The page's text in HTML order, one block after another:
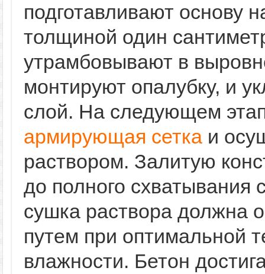
подготавливают основу
толщиной один
утрамбовывают в
монтируют опалубку, и
слой. На следующем
армирующая сеткаи
раствором. Залитую
до полного
сушка раствора должна
путем при оптимальной
влажности. Бетон